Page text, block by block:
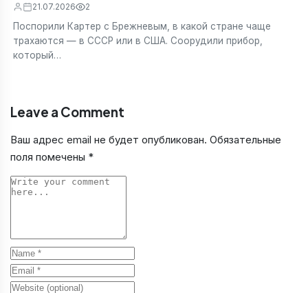
21.07.2026 2
Поспорили Картер с Брежневым, в какой стране чаще
трахаются — в СССР или в США. Соорудили прибор,
который…
Leave a Comment
Ваш адрес email не будет опубликован. Обязательные
поля помечены *
Comment
Name
Email
Website